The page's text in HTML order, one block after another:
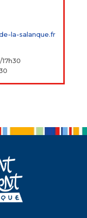
la-salanque.fr